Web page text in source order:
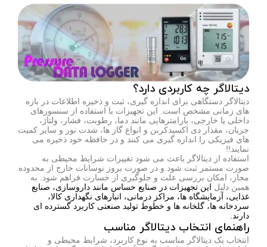
دیتالاگر چه کاربردی دارد؟
دیتالاگر دستگاهی برای اندازه گیری، ثبت و ذخیره اطلاعات در بازه
های زمانی مشخص است. این تجهیزات با استفاده از سنسورهای
داخلی یا خارجی، پارامترهایی مانند دما، رطوبت، فشار، ولتاژ،
جریان، مقدار دی اکسیدکربن و انواع گاز ها، شدت نور و سایر کمیت
های فیزیکی را اندازه گیری می کنند و در حافظه خود ذخیره می
نمایند!!
استفاده از دیتالاگر باعث می شود تغییرات شرایط محیطی به
صورت مستمر ثبت شود و در صورت بروز نوسانات خارج از محدوده
مجاز، امکان بررسی علت و جلوگیری از خسارت فراهم شود. به
همین دلیل این تجهیزات در صنایع حساس مانند داروسازی، صنایع
غذایی، آزمایشگاه ها، مراکز درمانی، انبارهای نگهداری کالا،
سردخانه ها، گلخانه ها و خطوط تولید صنعتی کاربرد گسترده ای
دارند.
راهنمای انتخاب دیتالاگر مناسب
انتخاب یک دیتالاگر مناسب به نوع کاربرد، شرایط محیطی و